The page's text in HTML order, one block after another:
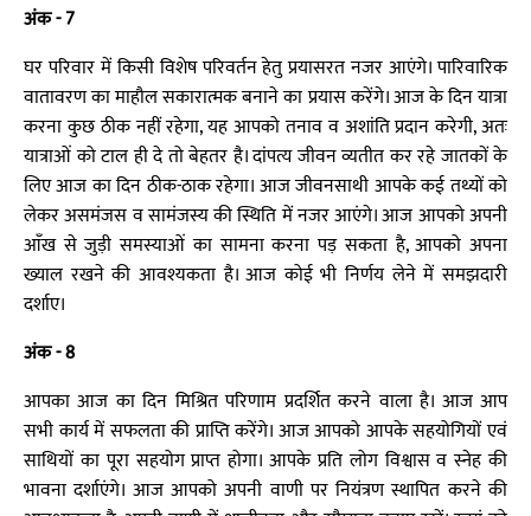
अंक - 7
घर परिवार में किसी विशेष परिवर्तन हेतु प्रयासरत नजर आएंगे। पारिवारिक
वातावरण का माहौल सकारात्मक बनाने का प्रयास करेंगे। आज के दिन यात्रा
करना कुछ ठीक नहीं रहेगा, यह आपको तनाव व अशांति प्रदान करेगी, अतः
यात्राओं को टाल ही दे तो बेहतर है। दांपत्य जीवन व्यतीत कर रहे जातकों के
लिए आज का दिन ठीक-ठाक रहेगा। आज जीवनसाथी आपके कई तथ्यों को
लेकर असमंजस व सामंजस्य की स्थिति में नजर आएंगे। आज आपको अपनी
आँख से जुड़ी समस्याओं का सामना करना पड़ सकता है, आपको अपना
ख्याल रखने की आवश्यकता है। आज कोई भी निर्णय लेने में समझदारी
दर्शाए।
अंक - 8
आपका आज का दिन मिश्रित परिणाम प्रदर्शित करने वाला है। आज आप
सभी कार्य में सफलता की प्राप्ति करेंगे। आज आपको आपके सहयोगियों एवं
साथियों का पूरा सहयोग प्राप्त होगा। आपके प्रति लोग विश्वास व स्नेह की
भावना दर्शाएंगे। आज आपको अपनी वाणी पर नियंत्रण स्थापित करने की